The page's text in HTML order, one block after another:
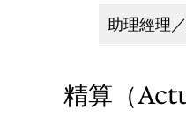
助理經理
精算（